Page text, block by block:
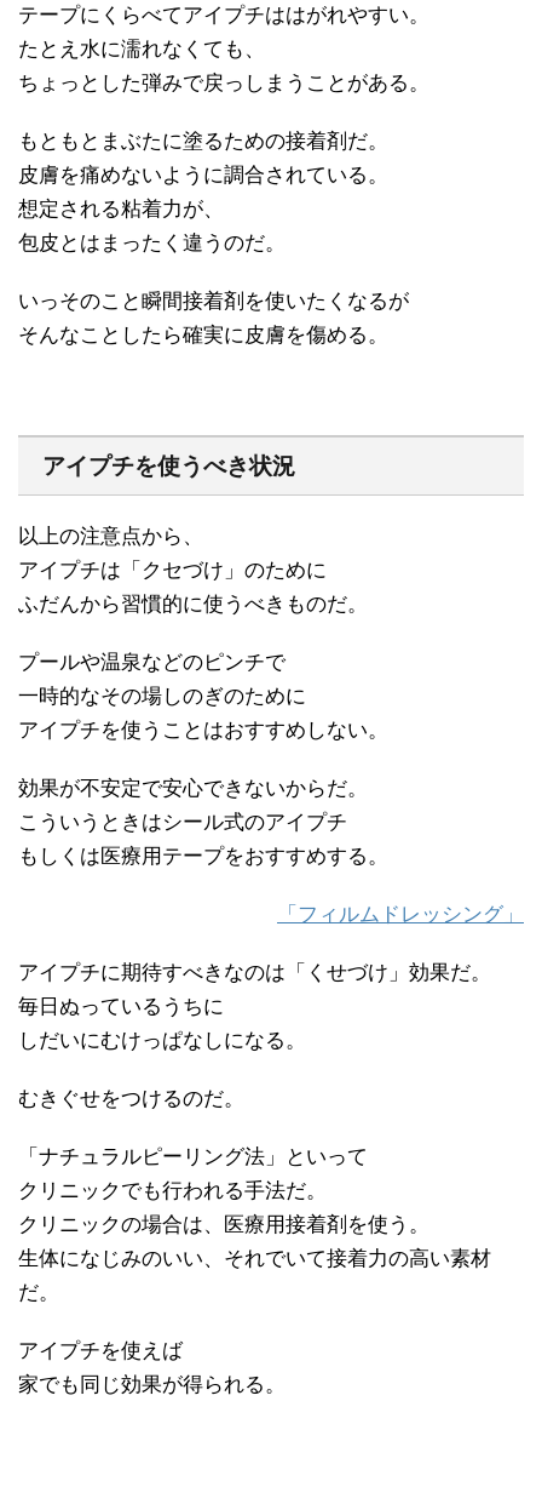
テープにくらべてアイプチははがれやすい。
たとえ水に濡れなくても、
ちょっとした弾みで戻っしまうことがある。
もともとまぶたに塗るための接着剤だ。
皮膚を痛めないように調合されている。
想定される粘着力が、
包皮とはまったく違うのだ。
いっそのこと瞬間接着剤を使いたくなるが
そんなことしたら確実に皮膚を傷める。
アイプチを使うべき状況
以上の注意点から、
アイプチは「クセづけ」のために
ふだんから習慣的に使うべきものだ。
プールや温泉などのピンチで
一時的なその場しのぎのために
アイプチを使うことはおすすめしない。
効果が不安定で安心できないからだ。
こういうときはシール式のアイプチ
もしくは医療用テープをおすすめする。
「フィルムドレッシング」
アイプチに期待すべきなのは「くせづけ」効果だ。
毎日ぬっているうちに
しだいにむけっぱなしになる。
むきぐせをつけるのだ。
「ナチュラルピーリング法」といって
クリニックでも行われる手法だ。
クリニックの場合は、医療用接着剤を使う。
生体になじみのいい、それでいて接着力の高い素材
だ。
アイプチを使えば
家でも同じ効果が得られる。